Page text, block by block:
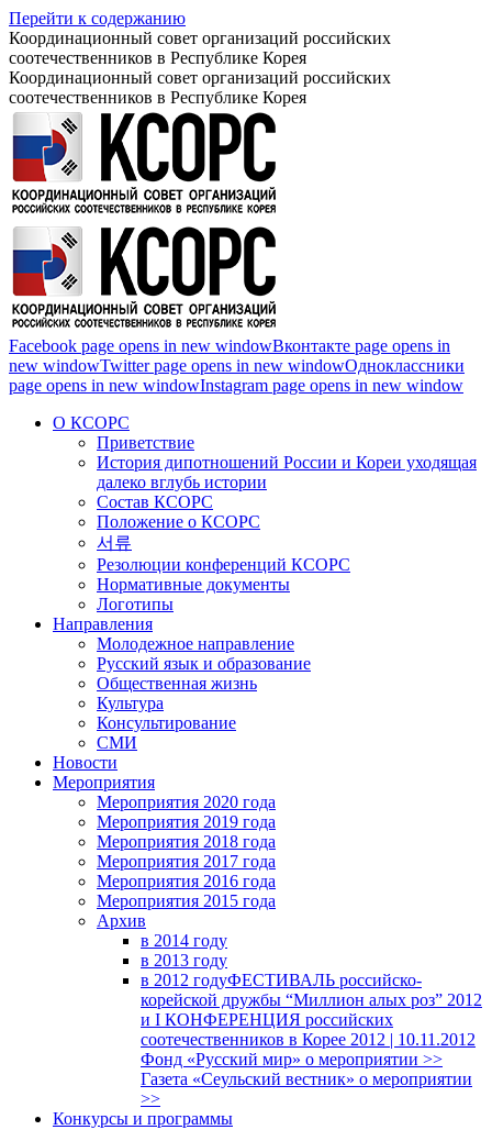
Перейти к содержанию
Координационный совет организаций российских
соотечественников в Республике Корея
Координационный совет организаций российских
соотечественников в Республике Корея
Facebook page opens in new windowВконтакте page opens in
new windowTwitter page opens in new windowОдноклассники
page opens in new windowInstagram page opens in new window
О КСОРС
Приветствие
История дипотношений России и Кореи уходящая
далеко вглубь истории
Состав КСОРС
Положение о КСОРС
서류
Резолюции конференций КСОРС
Нормативные документы
Логотипы
Направления
Молодежное направление
Русский язык и образование
Общественная жизнь
Культура
Консультирование
СМИ
Новости
Мероприятия
Мероприятия 2020 года
Мероприятия 2019 года
Мероприятия 2018 годa
Мероприятия 2017 года
Мероприятия 2016 года
Мероприятия 2015 года
Архив
в 2014 году
в 2013 году
в 2012 годуФЕСТИВАЛЬ российско-
корейской дружбы “Миллион алых роз” 2012
и I КОНФЕРЕНЦИЯ российских
соотечественников в Корее 2012 | 10.11.2012
Фонд «Русский мир» о мероприятии >>
Газета «Сеульский вестник» о мероприятии
>>
Конкурсы и программы